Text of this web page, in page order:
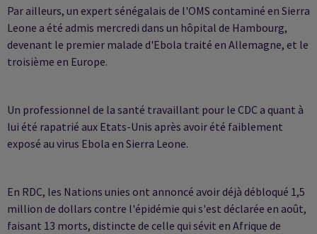
Par ailleurs, un expert sénégalais de l'OMS contaminé en Sierra
Leone a été admis mercredi dans un hôpital de Hambourg,
devenant le premier malade d'Ebola traité en Allemagne, et le
troisième en Europe.
Un professionnel de la santé travaillant pour le CDC a quant à
lui été rapatrié aux Etats-Unis après avoir été faiblement
exposé au virus Ebola en Sierra Leone.
En RDC, les Nations unies ont annoncé avoir déjà débloqué 1,5
million de dollars contre l'épidémie qui s'est déclarée en août,
faisant 13 morts, distincte de celle qui sévit en Afrique de